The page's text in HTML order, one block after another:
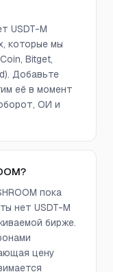
USDT-M
которые мы
Bitget,
Добавьте
её в момент
ОИ и
пока
нет USDT-M
бирже.
цену